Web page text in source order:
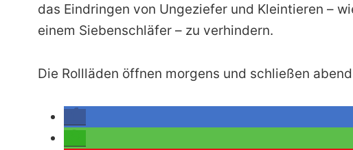
das Eindringen von Ungeziefer und Kleintieren –
einem Siebenschläfer – zu verhindern.
Die Rollläden öffnen morgens und schließen